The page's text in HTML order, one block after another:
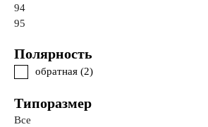
94
95
Полярность
обратная (2)
Типоразмер
Все